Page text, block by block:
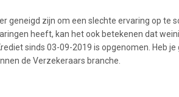
geneigd zijn om een slechte ervaring op te
heeft, kan het ook betekenen dat
sinds 03-09-2019 is opgenomen. Heb je
de Verzekeraars branche.